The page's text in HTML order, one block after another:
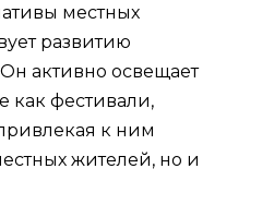
местных
развитию
активно освещает
как фестивали,
к ним
жителей, но и